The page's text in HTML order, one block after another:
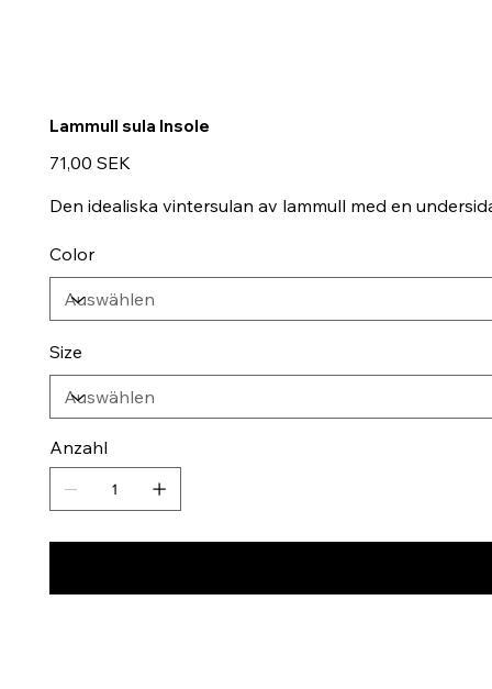
Lammull sula Insole
Preis
71,00 SEK
Den idealiska vintersulan av lammull med en
Color
Size
Anzahl